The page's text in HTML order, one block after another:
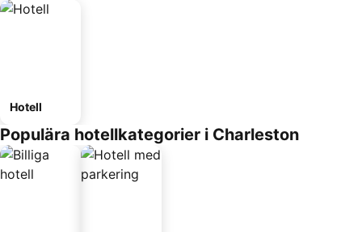
Hotell
Populära hotellkategorier i Charleston